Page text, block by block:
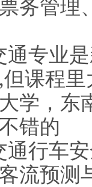
务管理
专业是
课程
学，东
错的
行车安
流预测